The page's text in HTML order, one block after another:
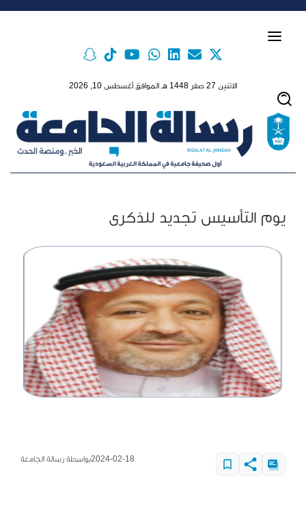
الاثنين 27 صفر 1448 هـ الموافق أغسطس 10, 2026
يوم التأسيس تجديد للذكرى
2024-02-18بواسطة رسالة الجامعة